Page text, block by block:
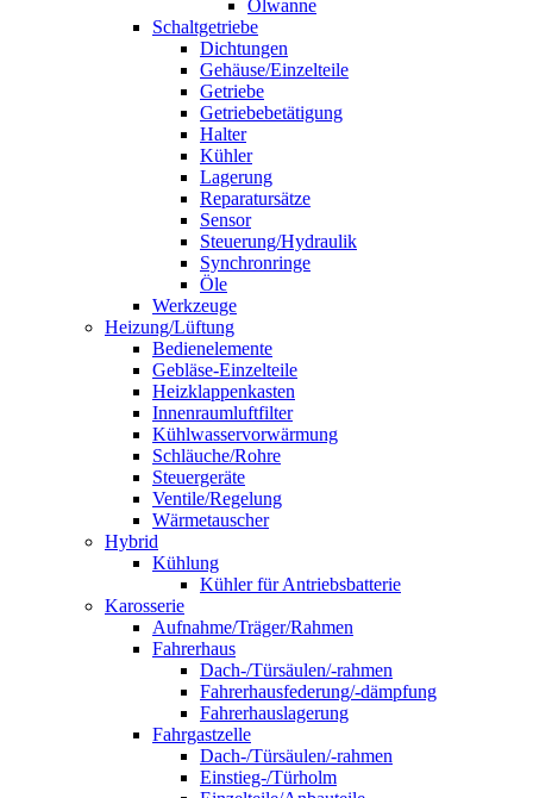
Ölwanne
Schaltgetriebe
Dichtungen
Gehäuse/Einzelteile
Getriebe
Getriebebetätigung
Halter
Kühler
Lagerung
Reparatursätze
Sensor
Steuerung/Hydraulik
Synchronringe
Öle
Werkzeuge
Heizung/Lüftung
Bedienelemente
Gebläse-Einzelteile
Heizklappenkasten
Innenraumluftfilter
Kühlwasservorwärmung
Schläuche/Rohre
Steuergeräte
Ventile/Regelung
Wärmetauscher
Hybrid
Kühlung
Kühler für Antriebsbatterie
Karosserie
Aufnahme/Träger/Rahmen
Fahrerhaus
Dach-/Türsäulen/-rahmen
Fahrerhausfederung/-dämpfung
Fahrerhauslagerung
Fahrgastzelle
Dach-/Türsäulen/-rahmen
Einstieg-/Türholm